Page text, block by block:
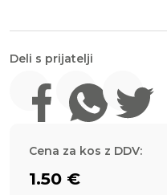
Deli s prijatelji
Cena za kos z DDV:
1.50 €